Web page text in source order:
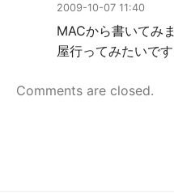
2009-10-07 11:40
MACから書いてみ
屋行ってみたいです
Comments are closed.